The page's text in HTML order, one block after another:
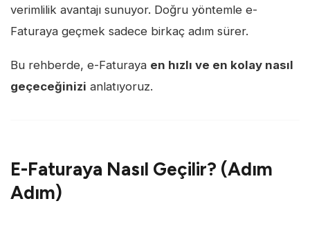
verimlilik avantajı sunuyor. Doğru yöntemle e-
Faturaya geçmek sadece birkaç adım sürer.
Bu rehberde, e-Faturaya en hızlı ve en kolay nasıl
geçeceğinizi anlatıyoruz.
E-Faturaya Nasıl Geçilir? (Adım
Adım)